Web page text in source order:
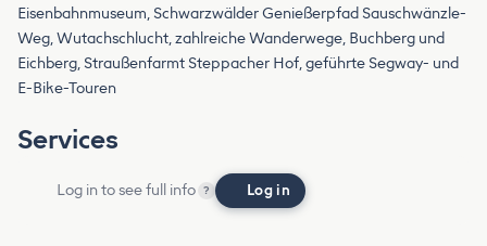
Eisenbahnmuseum, Schwarzwälder Genießerpfad Sauschwänzle-
Weg, Wutachschlucht, zahlreiche Wanderwege, Buchberg und
Eichberg, Straußenfarmt Steppacher Hof, geführte Segway- und
E-Bike-Touren
Services
Log in to see full info ? Log in